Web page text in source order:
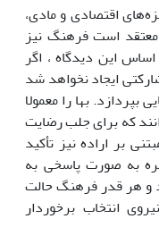
اقتصادی و مادی،
است فرهنگ نیز
این دیدگاه ، اگر
ایجاد نخواهد شد
بها را معمولا
که برای جلب رضایت
بر اراده نیز تأکید
به صورت پاسخی به
هر قدر فرهنگ حالت
انتخاب برخوردار